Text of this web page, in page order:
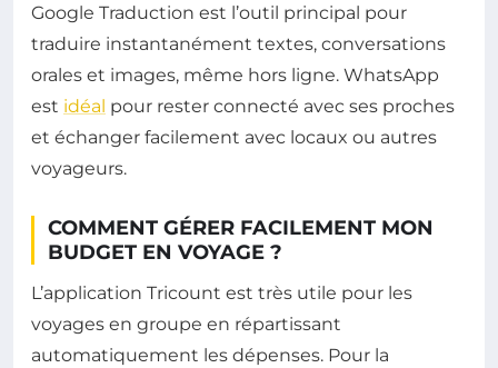
Google Traduction est l’outil principal pour
traduire instantanément textes, conversations
orales et images, même hors ligne. WhatsApp
est idéal pour rester connecté avec ses proches
et échanger facilement avec locaux ou autres
voyageurs.
COMMENT GÉRER FACILEMENT MON
BUDGET EN VOYAGE ?
L’application Tricount est très utile pour les
voyages en groupe en répartissant
automatiquement les dépenses. Pour la